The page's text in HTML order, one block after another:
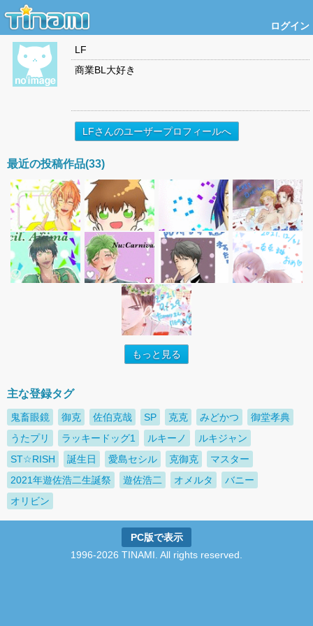
ログイン
LF
商業BL大好き
LFさんのユーザープロフィールへ
最近の投稿作品(33)
もっと見る
主な登録タグ
鬼畜眼鏡 御克 佐伯克哉 SP 克克 みどかつ
御堂孝典
うたプリ
ラッキードッグ1 ルキーノ
ルキジャン
ST☆RISH
誕生日 愛島セシル 克御克
マスター
2021年遊佐浩二生誕祭
遊佐浩二 オメルタ
バニー
オリビン
PC版で表示
1996-2026 TINAMI. All rights reserved.